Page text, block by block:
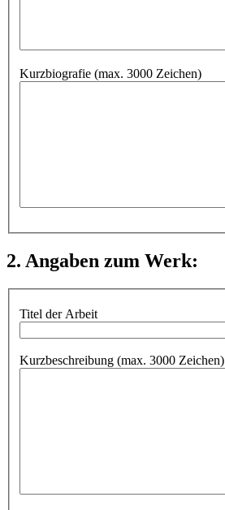
Kurzbiografie (max. 3000 Zeichen)
2. Angaben zum Werk:
Titel der Arbeit
Kurzbeschreibung (max. 3000 Zeichen)